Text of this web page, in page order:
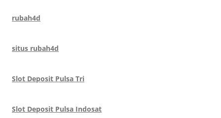
rubah4d
situs rubah4d
Slot Deposit Pulsa Tri
Slot Deposit Pulsa Indosat